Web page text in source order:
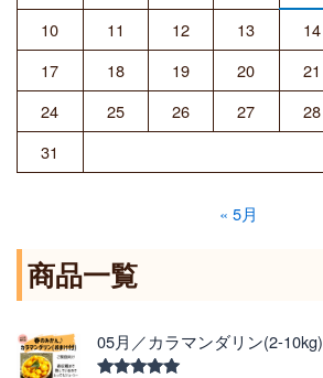
10
11 12 13 14
17
18 19 20 21
24
25 26 27 28
31
« 5月
商品一覧
05月／カラマンダリン(2-10kg)
価
格